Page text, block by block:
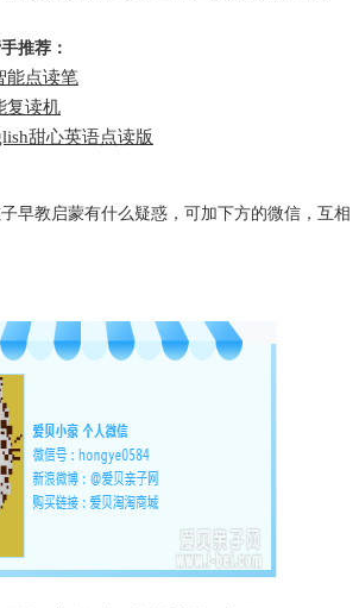
推荐：
能点读笔
复读机
甜心英语点读版
早教启蒙有什么疑惑，可加下方的微信，互相